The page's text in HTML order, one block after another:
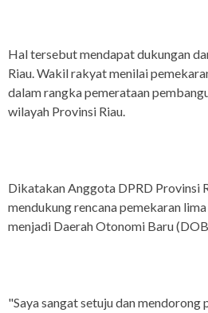
Hal tersebut mendapat dukungan
Riau. Wakil rakyat menilai
dalam rangka pemerataan
wilayah Provinsi Riau.
Dikatakan Anggota DPRD Provinsi
mendukung rencana pemekaran
menjadi Daerah Otonomi Baru
"Saya sangat setuju dan mendorong